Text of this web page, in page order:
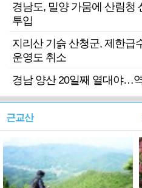
경남도, 밀양 가뭄에 산림청
투입
지리산 기슭 산청군, 제한급
운영도 취소
경남 양산 20일째 열대야…
근교산